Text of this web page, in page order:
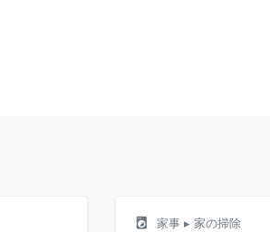
local_laundry_service 家事 ▸ 家の掃除